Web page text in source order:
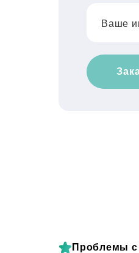
Ваше
Проблемы с